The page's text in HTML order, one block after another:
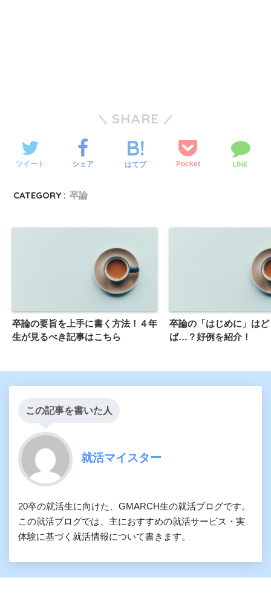
SHARE
ツイート シェア はてブ Pocket LINE
CATEGORY : 卒論
卒論の要旨を上手に書く方法！４年
生が見るべき記事はこちら
卒論の「はじめに」は
ば…？好例を紹介！
この記事を書いた人
就活マイスター
20卒の就活生に向けた、GMARCH生の就活ブログです。
この就活ブログでは、主におすすめの就活サービス・実
体験に基づく就活情報について書きます。